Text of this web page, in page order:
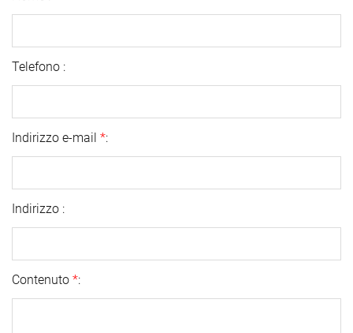
Telefono :
Indirizzo e-mail *:
Indirizzo :
Contenuto *: